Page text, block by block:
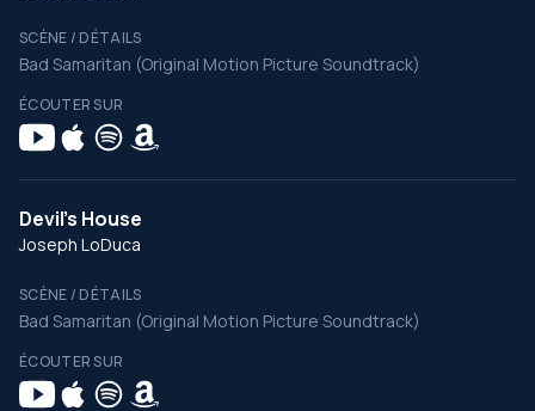
SCÈNE / DÉTAILS
Bad Samaritan (Original Motion Picture Soundtrack)
ÉCOUTER SUR
Devil's House
Joseph LoDuca
SCÈNE / DÉTAILS
Bad Samaritan (Original Motion Picture Soundtrack)
ÉCOUTER SUR